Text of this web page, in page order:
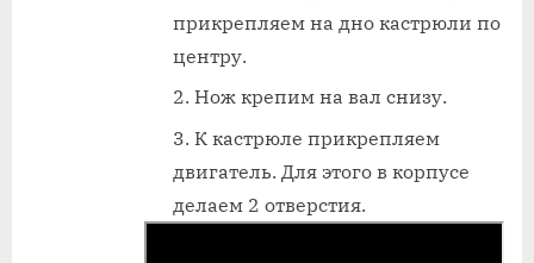
прикрепляем на дно кастрюли по
центру.
Нож крепим на вал снизу.
К кастрюле прикрепляем
двигатель. Для этого в корпусе
делаем 2 отверстия.